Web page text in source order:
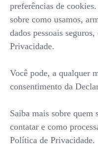
preferências de
sobre como usamos,
dados pessoais
Privacidade.
Você pode, a qualquer
consentimento da
Saiba mais sobre quem
contatar e como
Política de Privacidade.